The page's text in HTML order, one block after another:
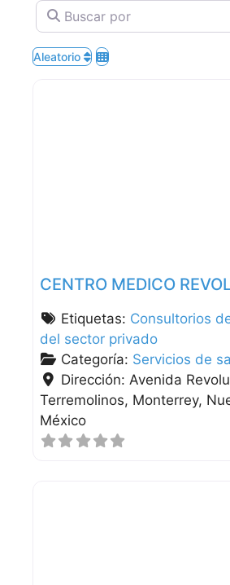
Buscar por
Aleatorio
CENTRO MEDICO
Etiquetas: Consultorios
del sector privado
Categoría: Servicios de
Dirección: Avenida
Terremolinos Monterrey
México